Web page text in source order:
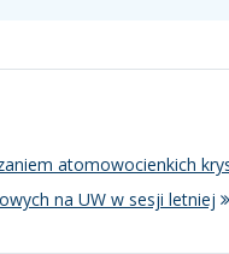
atomowocienkich
na UW w sesji letniej